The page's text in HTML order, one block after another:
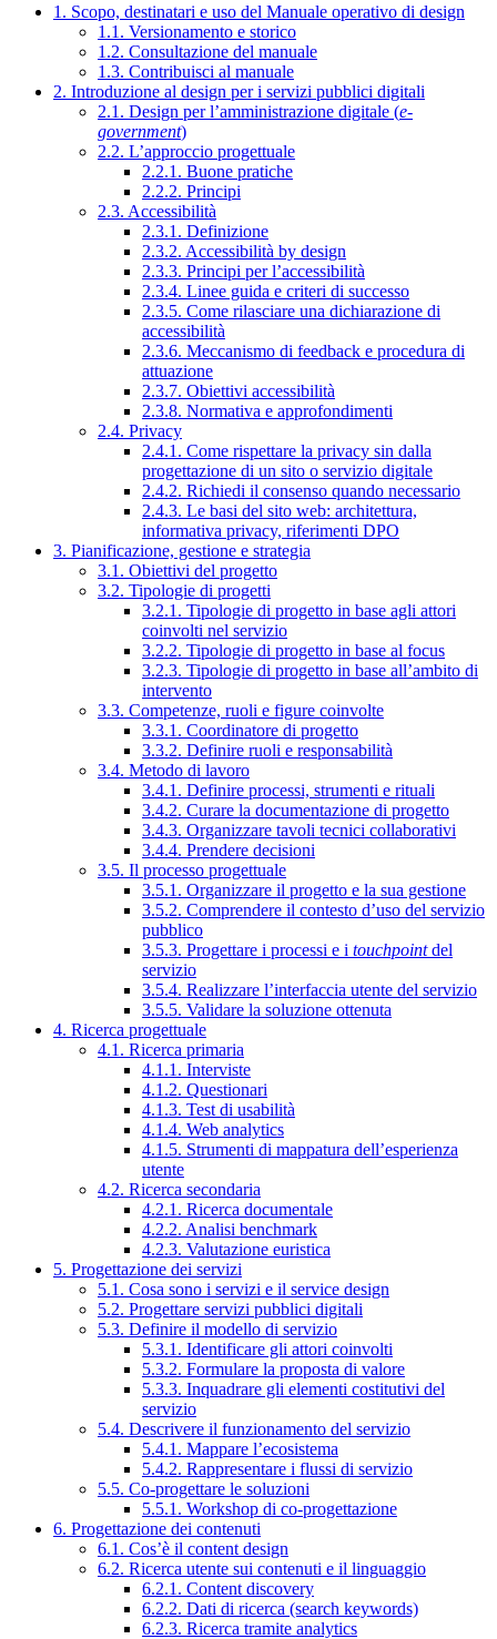
1. Scopo, destinatari e uso del Manuale operativo di design
1.1. Versionamento e storico
1.2. Consultazione del manuale
1.3. Contribuisci al manuale
2. Introduzione al design per i servizi pubblici digitali
2.1. Design per l’amministrazione digitale (e-
government)
2.2. L’approccio progettuale
2.2.1. Buone pratiche
2.2.2. Principi
2.3. Accessibilità
2.3.1. Definizione
2.3.2. Accessibilità by design
2.3.3. Principi per l’accessibilità
2.3.4. Linee guida e criteri di successo
2.3.5. Come rilasciare una dichiarazione di
accessibilità
2.3.6. Meccanismo di feedback e procedura di
attuazione
2.3.7. Obiettivi accessibilità
2.3.8. Normativa e approfondimenti
2.4. Privacy
2.4.1. Come rispettare la privacy sin dalla
progettazione di un sito o servizio digitale
2.4.2. Richiedi il consenso quando necessario
2.4.3. Le basi del sito web: architettura,
informativa privacy, riferimenti DPO
3. Pianificazione, gestione e strategia
3.1. Obiettivi del progetto
3.2. Tipologie di progetti
3.2.1. Tipologie di progetto in base agli attori
coinvolti nel servizio
3.2.2. Tipologie di progetto in base al focus
3.2.3. Tipologie di progetto in base all’ambito di
intervento
3.3. Competenze, ruoli e figure coinvolte
3.3.1. Coordinatore di progetto
3.3.2. Definire ruoli e responsabilità
3.4. Metodo di lavoro
3.4.1. Definire processi, strumenti e rituali
3.4.2. Curare la documentazione di progetto
3.4.3. Organizzare tavoli tecnici collaborativi
3.4.4. Prendere decisioni
3.5. Il processo progettuale
3.5.1. Organizzare il progetto e la sua gestione
3.5.2. Comprendere il contesto d’uso del servizio
pubblico
3.5.3. Progettare i processi e i touchpointdel
servizio
3.5.4. Realizzare l’interfaccia utente del servizio
3.5.5. Validare la soluzione ottenuta
4. Ricerca progettuale
4.1. Ricerca primaria
4.1.1. Interviste
4.1.2. Questionari
4.1.3. Test di usabilità
4.1.4. Web analytics
4.1.5. Strumenti di mappatura dell’esperienza
utente
4.2. Ricerca secondaria
4.2.1. Ricerca documentale
4.2.2. Analisi benchmark
4.2.3. Valutazione euristica
5. Progettazione dei servizi
5.1. Cosa sono i servizi e il service design
5.2. Progettare servizi pubblici digitali
5.3. Definire il modello di servizio
5.3.1. Identificare gli attori coinvolti
5.3.2. Formulare la proposta di valore
5.3.3. Inquadrare gli elementi costitutivi del
servizio
5.4. Descrivere il funzionamento del servizio
5.4.1. Mappare l’ecosistema
5.4.2. Rappresentare i flussi di servizio
5.5. Co-progettare le soluzioni
5.5.1. Workshop di co-progettazione
6. Progettazione dei contenuti
6.1. Cos’è il content design
6.2. Ricerca utente sui contenuti e il linguaggio
6.2.1. Content discovery
6.2.2. Dati di ricerca (search keywords)
6.2.3. Ricerca tramite analytics